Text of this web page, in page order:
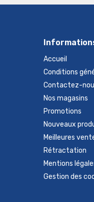
Accueil
Conditions
Contactez-
Nos magasins
Promotions
Nouveaux
Meilleures
Rétractation
Mentions
Gestion des